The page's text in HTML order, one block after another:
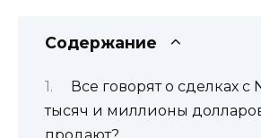
Содержание
Все говорят о сделках с
тысяч и миллионы